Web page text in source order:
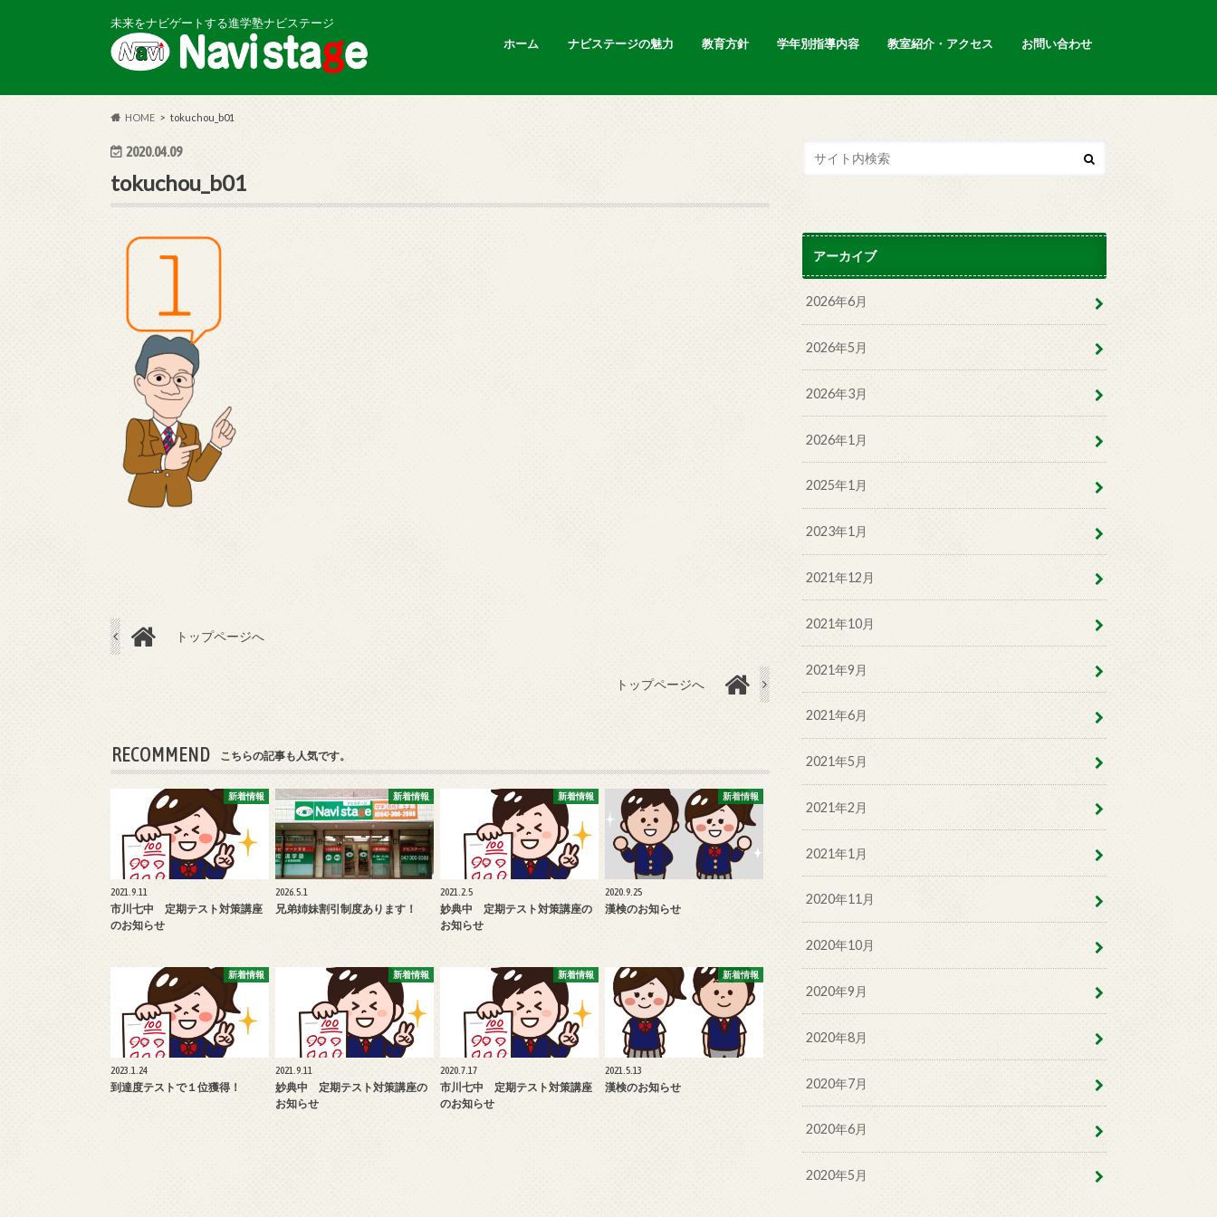
未来をナビゲートする進学塾ナビステージ
ホーム
ナビステージの魅力 教育方針 学年別指導内容 教室紹介・アクセス お問い合わせ
HOME tokuchou_b01
2020.04.09
tokuchou_b01
トップページへ
トップページへ
RECOMMEND こちらの記事も人気です。
新着情報
2021.9.11
市川七中 定期テスト対策講座
のお知らせ
新着情報
2026.5.1
兄弟姉妹割引制度あります！
新着情報
2021.2.5
妙典中 定期テスト対策講座の
お知らせ
新着情報
2020.9.25
漢検のお知らせ
新着情報
2023.1.24
到達度テストで１位獲得！
新着情報
2021.9.11
妙典中 定期テスト対策講座の
お知らせ
新着情報
2020.7.17
市川七中 定期テスト対策講座
のお知らせ
新着情報
2021.5.13
漢検のお知らせ
アーカイブ
2026年6月
2026年5月
2026年3月
2026年1月
2025年1月
2023年1月
2021年12月
2021年10月
2021年9月
2021年6月
2021年5月
2021年2月
2021年1月
2020年11月
2020年10月
2020年9月
2020年8月
2020年7月
2020年6月
2020年5月